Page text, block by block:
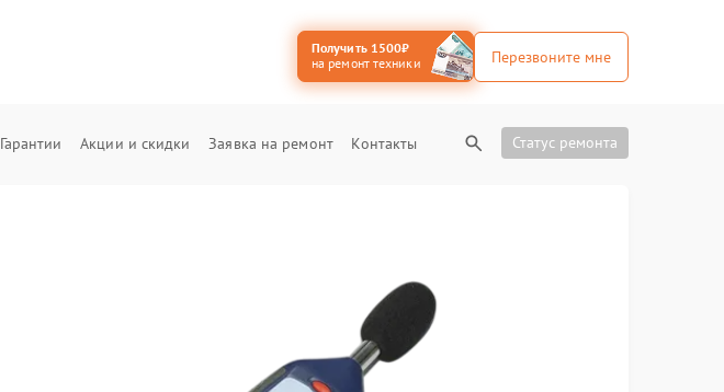
Получить 1500₽
на ремонт техники
Перезвоните мне
Гарантии Акции и скидки Заявка на ремонт Контакты Статус ремонта